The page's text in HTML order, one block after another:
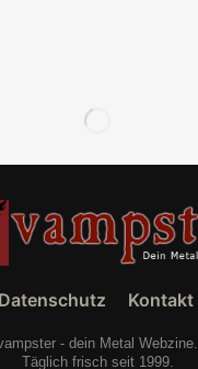
Kontakt
- dein Metal Webzine.
Täglich frisch seit 1999.